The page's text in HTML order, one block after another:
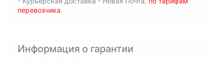
перевозчика
Информация о гарантии